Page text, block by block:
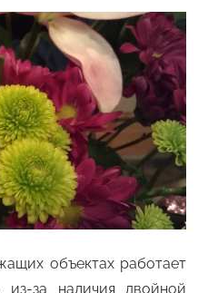
объектах работает
за наличия двойной